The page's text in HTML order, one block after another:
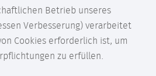
Betrieb unseres
Verbesserung) verarbeitet
Cookies erforderlich ist, um
zu erfüllen.